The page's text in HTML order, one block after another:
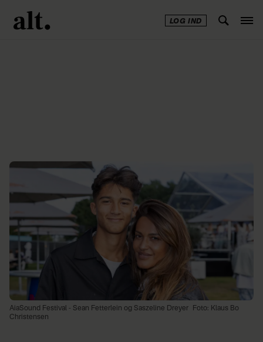
LOG IND
AiaSound Festival - Sean Fetterlein og Saszeline Dreyer
Foto: Klaus Bo
Christensen